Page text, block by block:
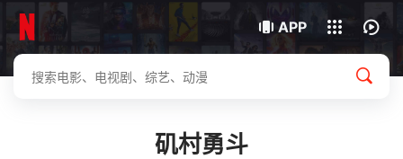
APP
下载客户端
我的观影记录
矶村勇斗